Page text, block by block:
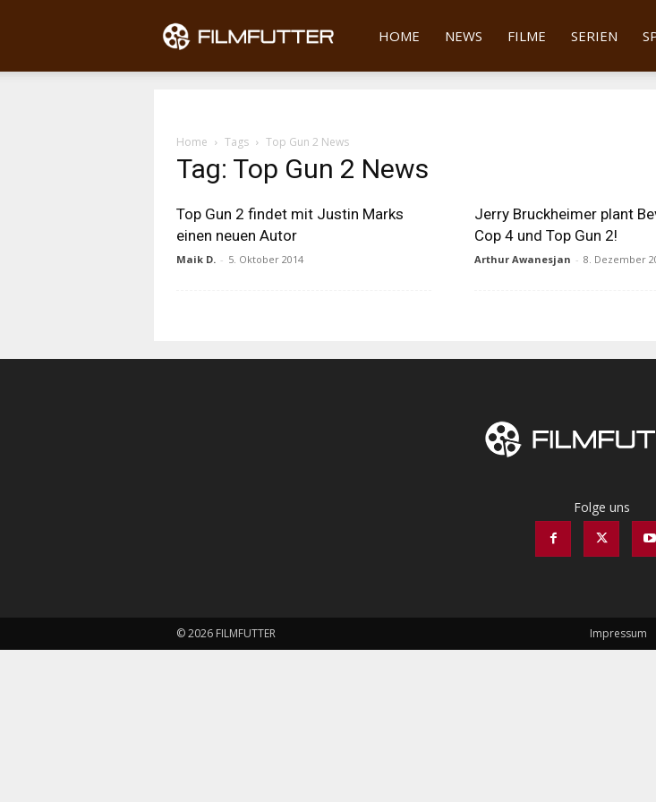
Filmfutter
HOME NEWS FILME SERIEN
Home Tags Top Gun 2 News
Tag: Top Gun 2 News
Top Gun 2 findet mit Justin Marks
einen neuen Autor
Maik D. - 5. Oktober 2014
Jerry Bruckheimer plant
Cop 4 und Top Gun 2!
Arthur Awanesjan - 8. Dezember
Folge uns
Impressum
© 2026 FILMFUTTER